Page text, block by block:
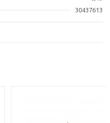
30437613